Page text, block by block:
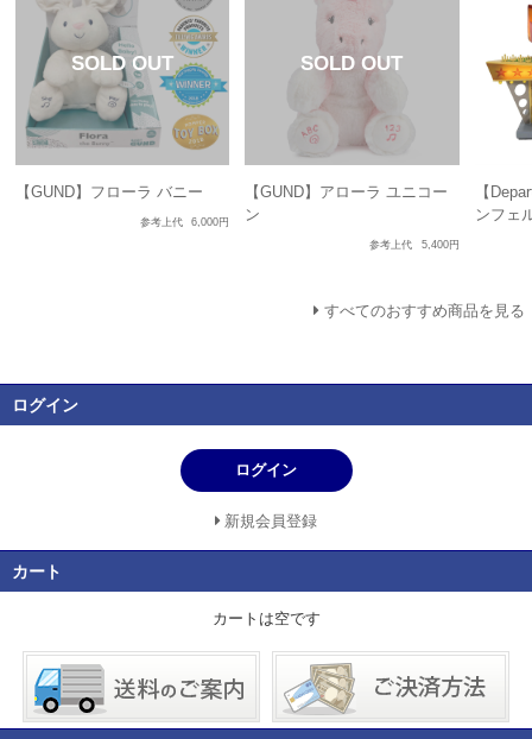
【GUND】フローラ バニー
参考上代 6,000円
【GUND】アローラ ユニコー
ン
参考上代 5,400円
【
ンフェ
すべてのおすすめ商品を見る
ログイン
ログイン
新規会員登録
カート
カートは空です